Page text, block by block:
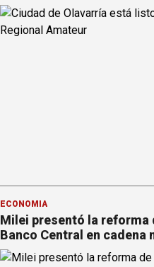
ECONOMÍA
Milei presentó la reforma
Banco Central en cadena